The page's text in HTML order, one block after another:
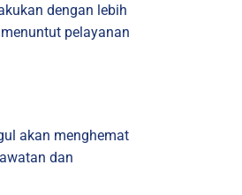
dengan lebih
pelayanan
akan menghemat
dan